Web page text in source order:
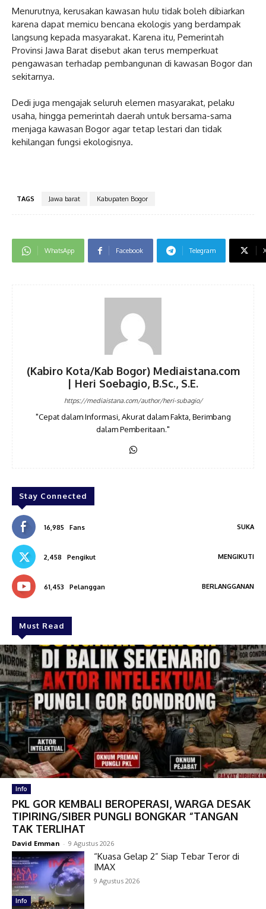
‎Menurutnya, kerusakan kawasan hulu tidak boleh dibiarkan
karena dapat memicu bencana ekologis yang berdampak
langsung kepada masyarakat. Karena itu, Pemerintah
Provinsi Jawa Barat disebut akan terus memperkuat
pengawasan terhadap pembangunan di kawasan Bogor dan
sekitarnya.
‎Dedi juga mengajak seluruh elemen masyarakat, pelaku
usaha, hingga pemerintah daerah untuk bersama-sama
menjaga kawasan Bogor agar tetap lestari dan tidak
kehilangan fungsi ekologisnya.
TAGS Jawa barat Kabupaten Bogor
WhatsApp Facebook Telegram
(Kabiro Kota/Kab Bogor) Mediaistana.com
| Heri Soebagio, B.Sc., S.E.
https://mediaistana.com/author/heri-subagio/
"Cepat dalam Informasi, Akurat dalam Fakta, Berimbang
dalam Pemberitaan."
Stay Connected
16,985 Fans SUKA
2,458 Pengikut MENGIKUTI
61,453 Pelanggan BERLANGGANAN
Must Read
Info
PKL GOR KEMBALI BEROPERASI, WARGA DESAK
TIPIRING/SIBER PUNGLI BONGKAR “TANGAN
TAK TERLIHAT
David Emman - 9 Agustus 2026
Info
“Kuasa Gelap 2” Siap Tebar Teror di
IMAX
9 Agustus 2026